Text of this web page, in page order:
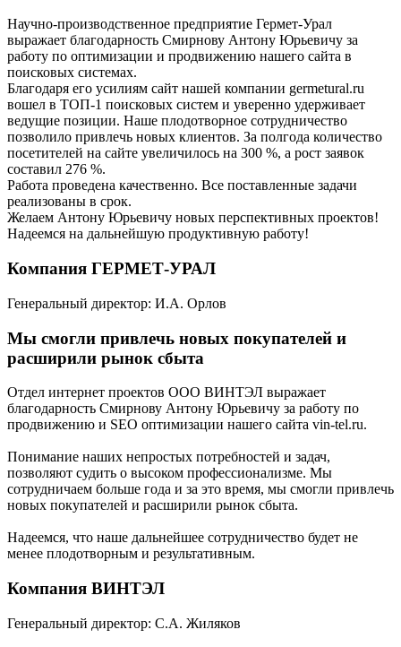
Научно-производственное предприятие Гермет-Урал
выражает благодарность Смирнову Антону Юрьевичу за
работу по оптимизации и продвижению нашего сайта в
поисковых системах.
Благодаря его усилиям сайт нашей компании germetural.ru
вошел в ТОП-1 поисковых систем и уверенно удерживает
ведущие позиции. Наше плодотворное сотрудничество
позволило привлечь новых клиентов. За полгода количество
посетителей на сайте увеличилось на 300 %, а рост заявок
составил 276 %.
Работа проведена качественно. Все поставленные задачи
реализованы в срок.
Желаем Антону Юрьевичу новых перспективных проектов!
Надеемся на дальнейшую продуктивную работу!
Компания ГЕРМЕТ-УРАЛ
Генеральный директор: И.А. Орлов
Мы смогли привлечь новых покупателей и
расширили рынок сбыта
Отдел интернет проектов ООО ВИНТЭЛ выражает
благодарность Смирнову Антону Юрьевичу за работу по
продвижению и SEO оптимизации нашего сайта vin-tel.ru.
Понимание наших непростых потребностей и задач,
позволяют судить о высоком профессионализме. Мы
сотрудничаем больше года и за это время, мы смогли привлечь
новых покупателей и расширили рынок сбыта.
Надеемся, что наше дальнейшее сотрудничество будет не
менее плодотворным и результативным.
Компания ВИНТЭЛ
Генеральный директор: С.А. Жиляков